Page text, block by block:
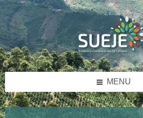
Skip
content
Skip
left
sidebar
Skip
footer
MENU